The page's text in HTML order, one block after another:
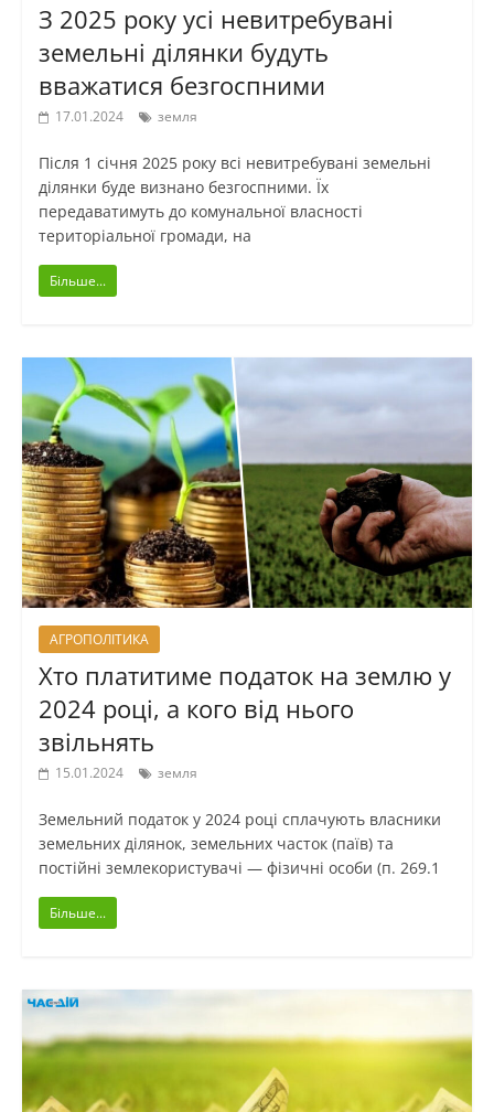
З 2025 року усі невитребувані
земельні ділянки будуть
вважатися безгоспними
17.01.2024 земля
Після 1 січня 2025 року всі невитребувані земельні
ділянки буде визнано безгоспними. Їх
передаватимуть до комунальної власності
територіальної громади, на
Більше...
АГРОПОЛІТИКА
Хто платитиме податок на землю у
2024 році, а кого від нього
звільнять
15.01.2024 земля
Земельний податок у 2024 році сплачують власники
земельних ділянок, земельних часток (паїв) та
постійні землекористувачі — фізичні особи (п. 269.1
Більше...